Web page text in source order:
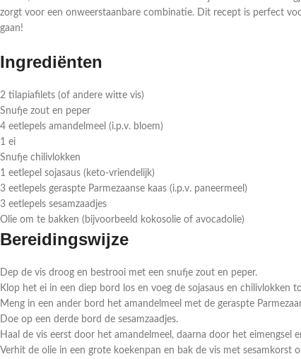
zorgt voor een onweerstaanbare combinatie. Dit recept is perfect
gaan!
Ingrediënten
2 tilapiafilets (of andere witte vis)
Snufje zout en peper
4 eetlepels amandelmeel (i.p.v. bloem)
1 ei
Snufje chilivlokken
1 eetlepel sojasaus (keto-vriendelijk)
3 eetlepels geraspte Parmezaanse kaas (i.p.v. paneermeel)
3 eetlepels sesamzaadjes
Olie om te bakken (bijvoorbeeld kokosolie of avocadolie)
Bereidingswijze
Dep de vis droog en bestrooi met een snufje zout en peper.
Klop het ei in een diep bord los en voeg de sojasaus en chilivlokken
Meng in een ander bord het amandelmeel met de geraspte
Doe op een derde bord de sesamzaadjes.
Haal de vis eerst door het amandelmeel, daarna door het eimengsel
Verhit de olie in een grote koekenpan en bak de vis met